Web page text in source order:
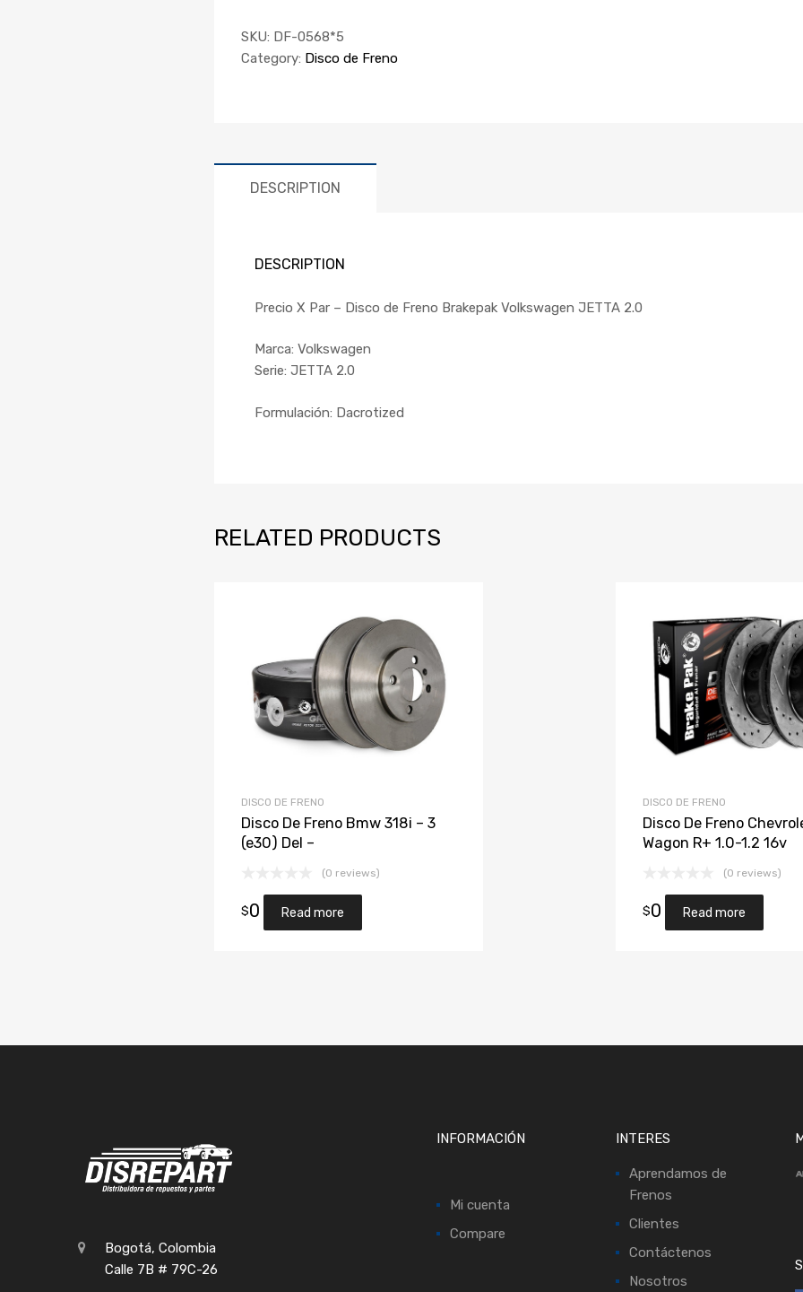
SKU: DF-0568*5
Category: Disco de Freno
DESCRIPTION
DESCRIPTION
Precio X Par – Disco de Freno Brakepak Volkswagen JETTA 2.0
Marca: Volkswagen
Serie: JETTA 2.0
Formulación: Dacrotized
RELATED PRODUCTS
Añadir a la lista de deseos
agregar para comparar
DISCO DE FRENO
Disco De Freno Bmw 318i – 3
(e30) Del –
(0 reviews)
$0 Read more
Añadir a
agregar
DISCO DE FRENO
Disco De Freno
Wagon R+ 1.0-1.2 16v
(0 reviews)
$0 Read more
Bogotá, Colombia
Calle 7B # 79C-26
INFORMACIÓN
Mi cuenta
Compare
INTERES
Aprendamos de
Frenos
Clientes
Contáctenos
Nosotros